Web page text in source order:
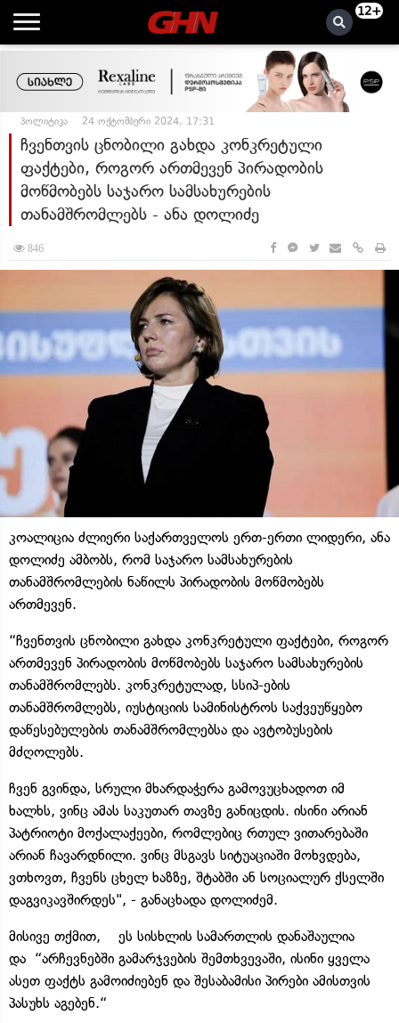
12+
პოლიტიკა 24 ოქტომბერი 2024, 17:31
ჩვენთვის ცნობილი გახდა კონკრეტული
ფაქტები, როგორ ართმევენ პირადობის
მოწმობებს საჯარო სამსახურების
თანამშრომლებს - ანა დოლიძე
846
კოალიცია ძლიერი საქართველოს ერთ-ერთი ლიდერი, ანა
დოლიძე ამბობს, რომ საჯარო სამსახურების
თანამშრომლების ნაწილს პირადობის მოწმობებს
ართმევენ.
“ჩვენთვის ცნობილი გახდა კონკრეტული ფაქტები, როგორ
ართმევენ პირადობის მოწმობებს საჯარო სამსახურების
თანამშრომლებს. კონკრეტულად, სსიპ-ების
თანამშრომლებს, იუსტიციის სამინისტროს საქვეუწყებო
დაწესებულების თანამშრომლებსა და ავტობუსების
მძღოლებს.
ჩვენ გვინდა, სრული მხარდაჭერა გამოვუცხადოთ იმ
ხალხს, ვინც ამას საკუთარ თავზე განიცდის. ისინი არიან
პატრიოტი მოქალაქეები, რომლებიც რთულ ვითარებაში
არიან ჩავარდნილი. ვინც მსგავს სიტუაციაში მოხვდება,
ვთხოვთ, ჩვენს ცხელ ხაზზე, შტაბში ან სოციალურ ქსელში
დაგვიკავშირდეს", - განაცხადა დოლიძემ.
მისივე თქმით, ეს სისხლის სამართლის დანაშაულია
და “არჩევნებში გამარჯვების შემთხვევაში, ისინი ყველა
ასეთ ფაქტს გამოიძიებენ და შესაბამისი პირები ამისთვის
პასუხს აგებენ.“